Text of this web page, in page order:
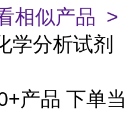
相似产品 >
学分析试剂
产品 下单当